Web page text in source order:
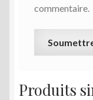
commentaire.
Produits